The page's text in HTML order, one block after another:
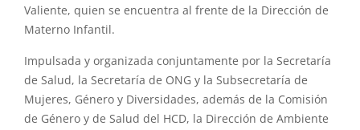
Valiente, quien se encuentra al frente de la Dirección de
Materno Infantil.
Impulsada y organizada conjuntamente por la Secretaría
de Salud, la Secretaría de ONG y la Subsecretaría de
Mujeres, Género y Diversidades, además de la Comisión
de Género y de Salud del HCD, la Dirección de Ambiente